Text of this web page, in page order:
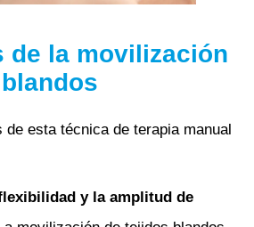
de la movilización
de esta técnica de terapia manual
y la amplitud de